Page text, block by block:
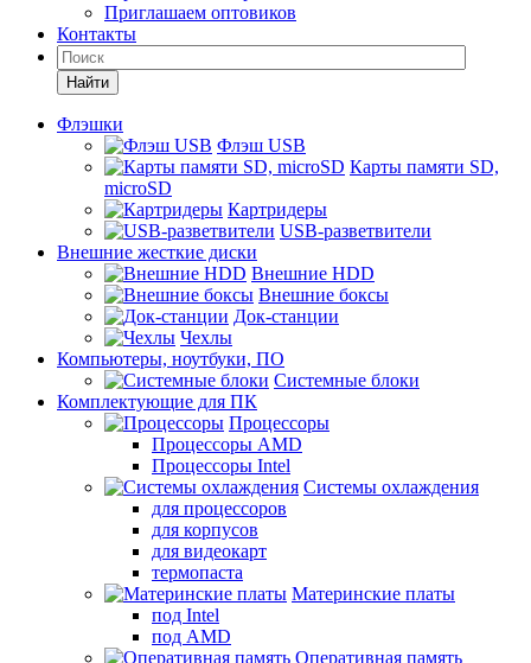
Приглашаем оптовиков
Контакты
Найти
Флэшки
Флэш USB
Карты памяти SD,
microSD
Картридеры
USB-разветвители
Внешние жесткие диски
Внешние HDD
Внешние боксы
Док-станции
Чехлы
Компьютеры, ноутбуки, ПО
Системные блоки
Комплектующие для ПК
Процессоры
Процессоры AMD
Процессоры Intel
Системы охлаждения
для процессоров
для корпусов
для видеокарт
термопаста
Материнские платы
под Intel
под AMD
Оперативная память